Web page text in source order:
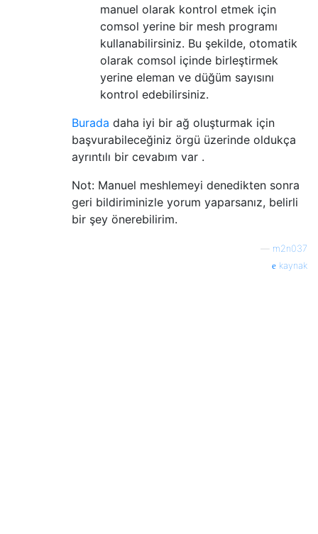
manuel olarak kontrol etmek için
comsol yerine bir mesh programı
kullanabilirsiniz. Bu şekilde, otomatik
olarak comsol içinde birleştirmek
yerine eleman ve düğüm sayısını
kontrol edebilirsiniz.
Burada daha iyi bir ağ oluşturmak için
başvurabileceğiniz örgü üzerinde oldukça
ayrıntılı bir cevabım var .
Not: Manuel meshlemeyi denedikten sonra
geri bildiriminizle yorum yaparsanız, belirli
bir şey önerebilirim.
m2n037
kaynak